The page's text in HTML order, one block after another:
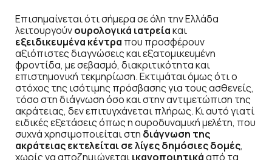
Επισημαίνεται ότι σήμερα σε όλη την Ελλάδα
λειτουργούνουρολογικά ιατρείακαι
εξειδικευμένα κέντρα που προσφέρουν
αξιόπιστες διαγνώσεις και εξατομικευμένη
φροντίδα, με σεβασμό, διακριτικότητα και
επιστημονική τεκμηρίωση. Εκτιμάται όμως ότι ο
στόχος της ισότιμης πρόσβασης για τους ασθενείς,
τόσο στη διάγνωση όσο και στην αντιμετώπιση της
ακράτειας, δεν επιτυγχάνεται πλήρως. Κι αυτό γιατί
ειδικές εξετάσεις όπως η ουροδυναμική μελέτη, που
συχνά χρησιμοποιείται στη διάγνωση της
ακράτειας εκτελείται σε λίγες δημόσιες δομές,
χωρίς να αποζημιώνεταιικανοποιητικάαπό τα